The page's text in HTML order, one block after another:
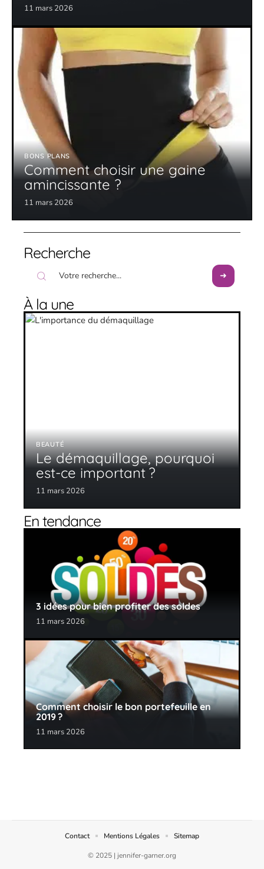
11 mars 2026
BONS PLANS
Comment choisir une gaine
amincissante ?
11 mars 2026
Recherche
À la une
BEAUTÉ
Le démaquillage, pourquoi
est-ce important ?
11 mars 2026
En tendance
3 idées pour bien profiter des soldes
11 mars 2026
Comment choisir le bon portefeuille en
2019 ?
11 mars 2026
© 2025 | jennifer-garner.org
Contact Mentions Légales Sitemap